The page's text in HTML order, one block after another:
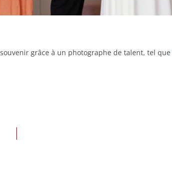
grâce à un photographe de talent, tel que